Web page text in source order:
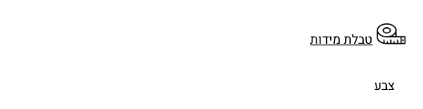
טבלת מידות
צבע